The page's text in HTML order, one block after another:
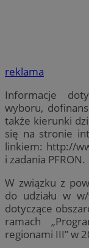
reklama
Informacje
wyboru,
także kierunki
się na stronie
linkiem: http://
i zadania PFRON.
W związku z
do udziału w
dotyczące
ramach
regionami III” w